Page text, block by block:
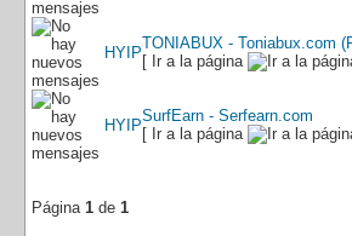
HYIP
TONIABUX - Toniabux.com
[ Ir a la página
HYIP
SurfEarn - Serfearn.com
[ Ir a la página
Página 1 de 1